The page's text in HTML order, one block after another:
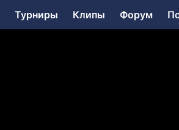
Турниры Клипы Форум